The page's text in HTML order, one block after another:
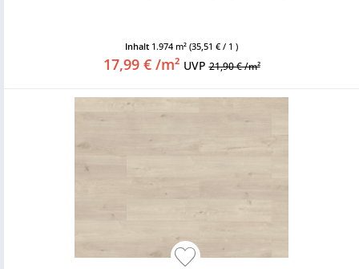
Inhalt 1.974 m² (35,51 € / 1 )
17,99 € /m² UVP21,90 € /m²